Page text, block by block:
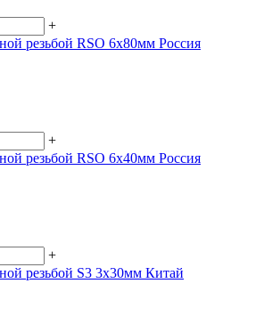
+
резьбой RSO 6х80мм Россия
+
резьбой RSO 6х40мм Россия
+
резьбой S3 3х30мм Китай